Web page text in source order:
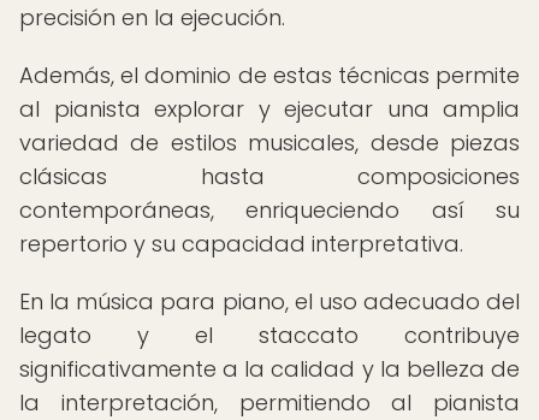
precisión en la ejecución.
Además, el dominio de estas técnicas permite
al pianista explorar y ejecutar una amplia
variedad de estilos musicales, desde piezas
clásicas hasta composiciones
contemporáneas, enriqueciendo así su
repertorio y su capacidad interpretativa.
En la música para piano, el uso adecuado del
legato y el staccato contribuye
significativamente a la calidad y la belleza de
la interpretación, permitiendo al pianista